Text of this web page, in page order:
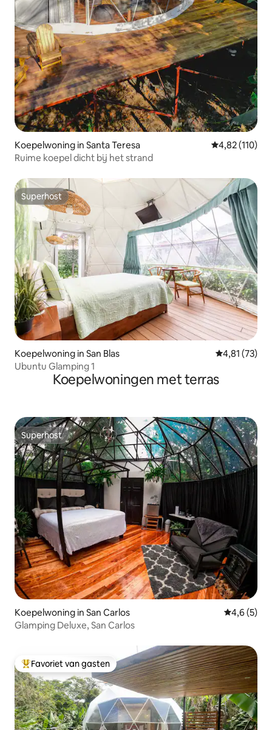
Koepelwoning in Santa Teresa Gemiddelde
4,82 (110)
Ruime koepel dicht bij het strand
Superhost
Superhost
Koepelwoning in San Blas Gemiddelde
4,81 (73)
Ubuntu Glamping 1
Koepelwoningen met terras
Superhost
Superhost
Koepelwoning in San Carlos
4,6 (5)
Glamping Deluxe, San Carlos
Topfavoriet van gasten
Favoriet van gasten